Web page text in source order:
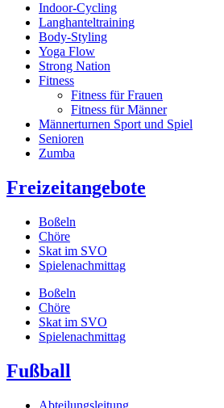
Indoor-Cycling
Langhanteltraining
Body-Styling
Yoga Flow
Strong Nation
Fitness
Fitness für Frauen
Fitness für Männer
Männerturnen Sport und Spiel
Senioren
Zumba
Freizeitangebote
Boßeln
Chöre
Skat im SVO
Spielenachmittag
Boßeln
Chöre
Skat im SVO
Spielenachmittag
Fußball
Abteilungsleitung